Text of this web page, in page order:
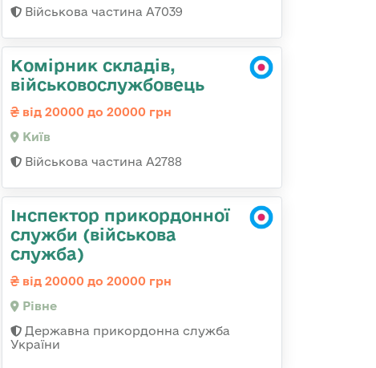
Військова частина А7039
Комірник складів,
військовослужбовець
від 20000 до 20000 грн
Київ
Військова частина А2788
Інспектор прикордонної
служби (військова
служба)
від 20000 до 20000 грн
Рівне
Державна прикордонна служба
України